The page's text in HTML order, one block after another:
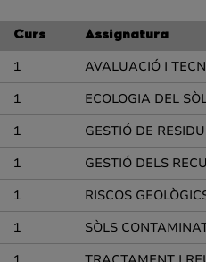
Curs Assignatura
1
AVALUACIÓ I
1
ECOLOGIA DEL
1
GESTIÓ DE
1
GESTIÓ DELS
1
RISCOS
1
SÒLS